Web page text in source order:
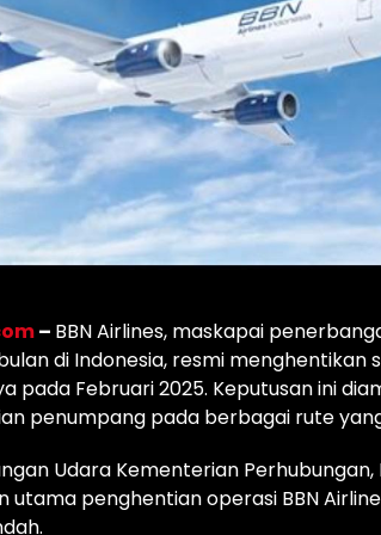
– BBN Airlines, maskapai
di Indonesia, resmi menghentikan
pada Februari 2025. Keputusan ini
penumpang pada berbagai rute
Udara Kementerian Perhubungan,
utama penghentian operasi BBN